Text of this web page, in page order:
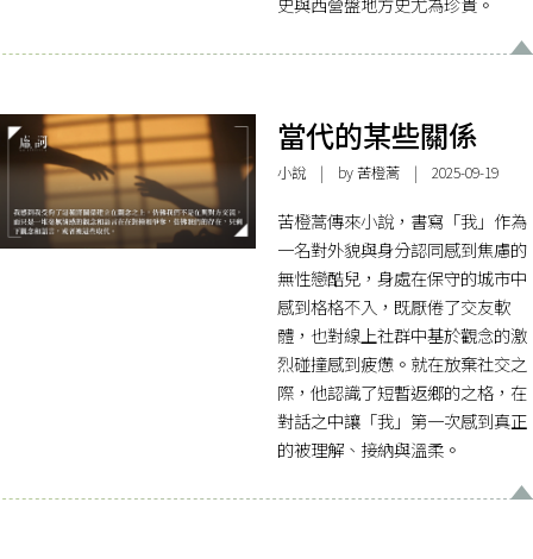
當代的某些關係
小說| by 苦橙蒿 | 2025-09-19
苦橙蒿傳來小說，書寫「我」作為
一名對外貌與身分認同感到焦慮的
無性戀酷兒，身處在保守的城市中
感到格格不入，既厭倦了交友軟
體，也對線上社群中基於觀念的激
烈碰撞感到疲憊。就在放棄社交之
際，他認識了短暫返鄉的之格，在
對話之中讓「我」第一次感到真正
的被理解、接納與溫柔。